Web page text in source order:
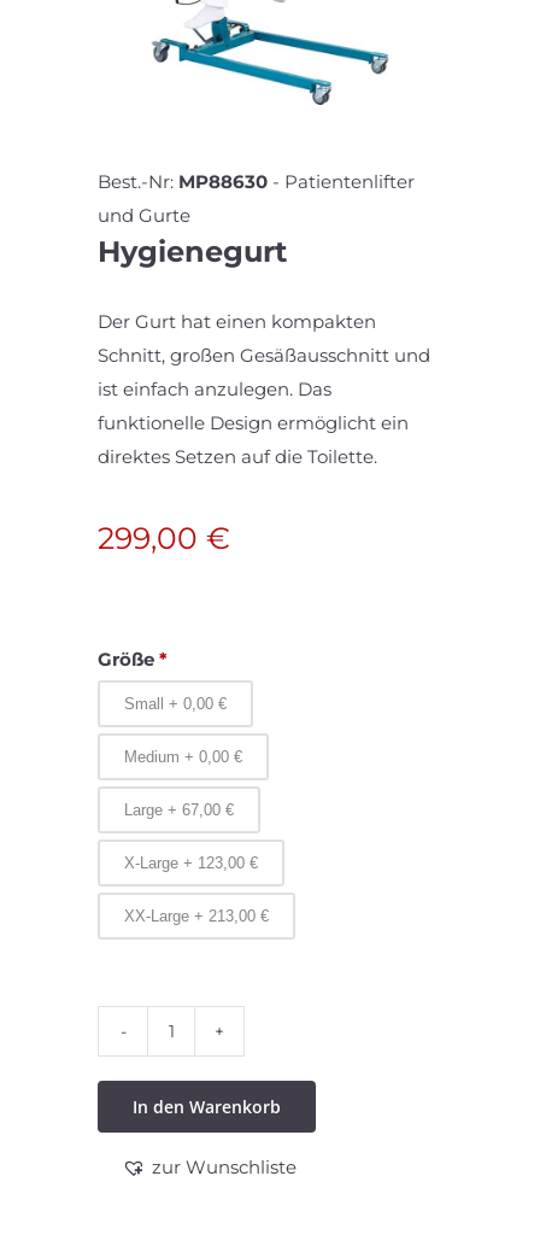
Best.-Nr: MP88630 - Patientenlifter
und Gurte
Hygienegurt
Der Gurt hat einen kompakten
Schnitt, großen Gesäßausschnitt und
ist einfach anzulegen. Das
funktionelle Design ermöglicht ein
direktes Setzen auf die Toilette.
299,00€
Größe*
Small +0,00€
Medium +0,00€
Large +67,00€
X-Large + 123,00€
XX-Large +213,00€
Menge
In den Warenkorb
zur Wunschliste